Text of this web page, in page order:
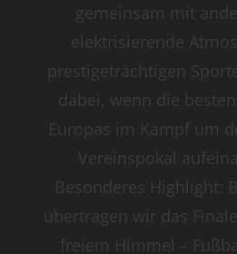
gemeinsam mit
elektrisierende
prestigeträchtigen
dabei, wenn die
Europas im Kampf um
Vereinspokal
Besonderes Highlight:
übertragen wir das
freiem Himmel –